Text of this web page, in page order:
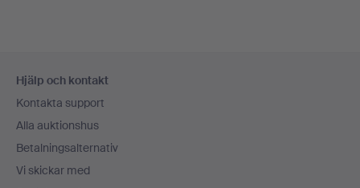
Hjälp och kontakt
Kontakta support
Alla auktionshus
Betalningsalternativ
Vi skickar med